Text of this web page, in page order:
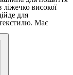
ліжечко високої
для
Має
вологу.